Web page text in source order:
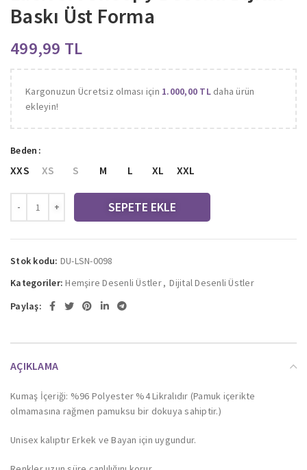
Baskı Üst Forma
TL
Kargonuzun Ücretsiz olması için 1.000,00 TLdaha ürün
ekleyin!
Beden
XXS XS S M L XL XXL
SEPETE EKLE
Stok kodu: DU-LSN-0098
Kategoriler: Hemşire Desenli Üstler, Dijital Desenli Üstler
Paylaş:
AÇIKLAMA
Kumaş İçeriği: %96 Polyester %4 Likralıdır (Pamuk içerikte
olmamasına rağmen pamuksu bir dokuya sahiptir.)
Unisex kalıptır Erkek ve Bayan için uygundur.